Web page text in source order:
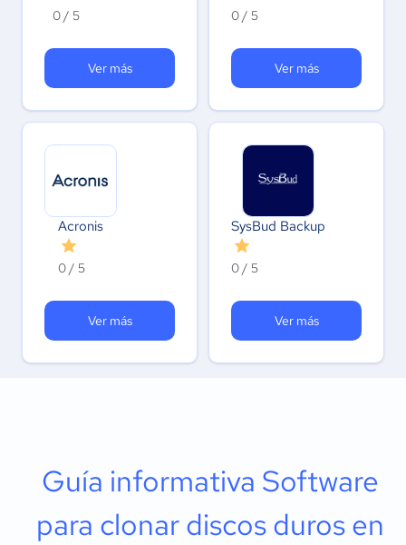
0 / 5
Ver más
0 / 5
Ver más
Acronis
0 / 5
Ver más
SysBud Backup
0 / 5
Ver más
Guía informativa Software
para clonar discos duros en